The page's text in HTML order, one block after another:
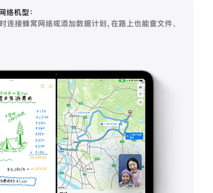
络机型：
连接蜂窝网络或添加数据计划，在路上也能查文件、